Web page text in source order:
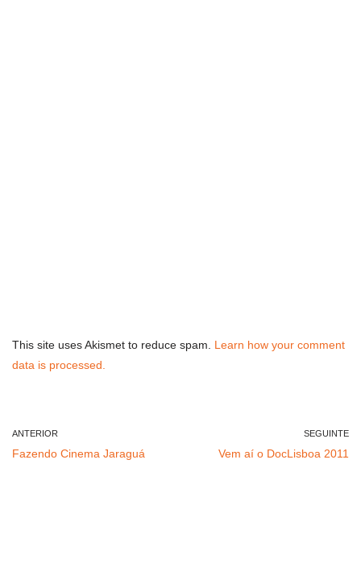
This site uses Akismet to reduce spam. Learn how your comment
data is processed.
ANTERIOR
Fazendo Cinema Jaraguá
SEGUINTE
Vem aí o DocLisboa 2011